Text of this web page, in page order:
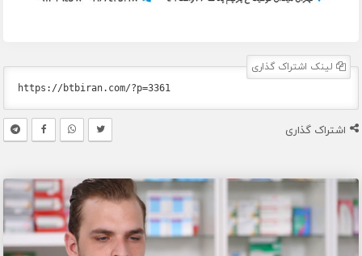
لینک اشتراک گذاری
اشتراک گذاری